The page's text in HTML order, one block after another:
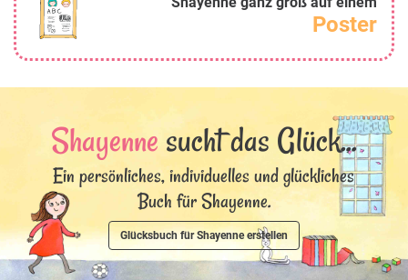
Poster
Shayenne sucht das Glück...
Ein persönliches, individuelles und glückliches
Buch für Shayenne.
Glücksbuch für Shayenne erstellen